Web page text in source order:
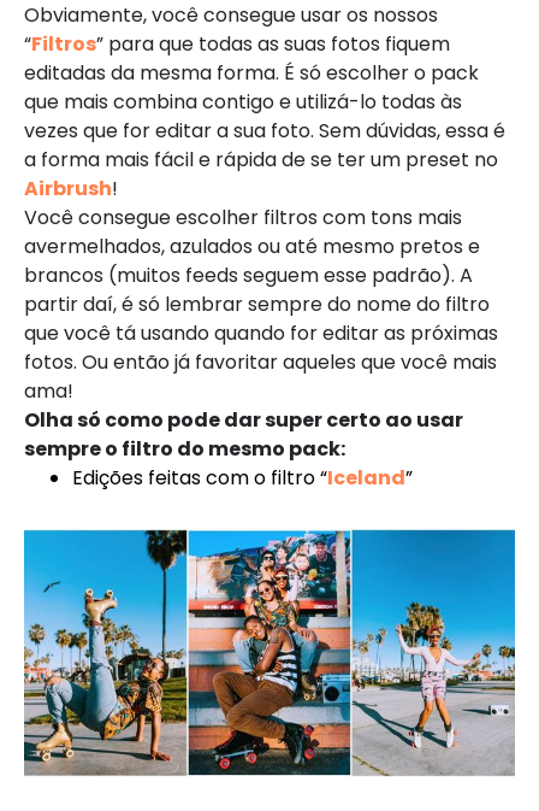
Obviamente, você consegue usar os nossos
“Filtros” para que todas as suas fotos fiquem
editadas da mesma forma. É só escolher o pack
que mais combina contigo e utilizá-lo todas às
vezes que for editar a sua foto. Sem dúvidas, essa é
a forma mais fácil e rápida de se ter um preset no
Airbrush!
Você consegue escolher filtros com tons mais
avermelhados, azulados ou até mesmo pretos e
brancos (muitos feeds seguem esse padrão). A
partir daí, é só lembrar sempre do nome do filtro
que você tá usando quando for editar as próximas
fotos. Ou então já favoritar aqueles que você mais
ama!
Olha só como pode dar super certo ao usar
sempre o filtro do mesmo pack:
Edições feitas com o filtro “Iceland”